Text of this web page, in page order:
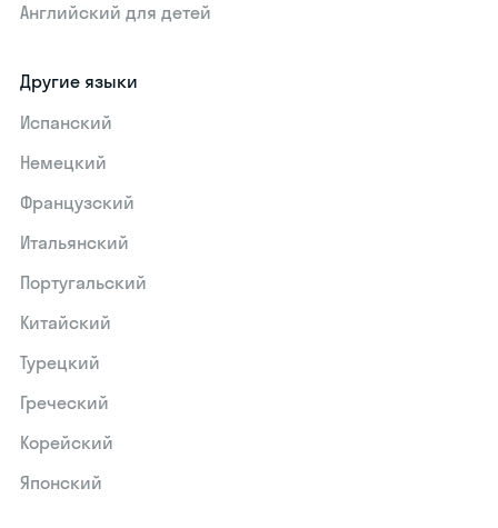
Английский для детей
Другие языки
Испанский
Немецкий
Французский
Итальянский
Португальский
Китайский
Турецкий
Греческий
Корейский
Японский